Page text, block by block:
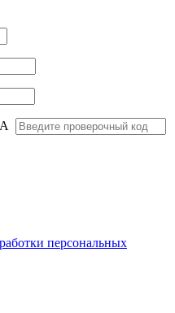
персональных